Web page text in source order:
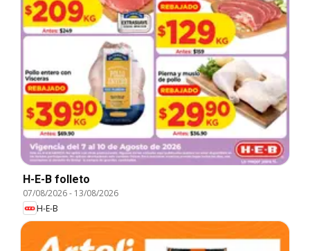
H-E-B folleto
07/08/2026- 13/08/2026
H-E-B